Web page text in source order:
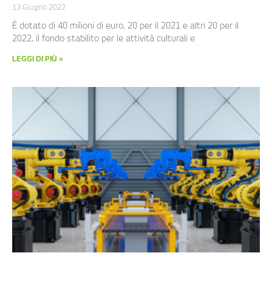
13 Giugno 2022
È dotato di 40 milioni di euro, 20 per il 2021 e altri 20 per il
2022, il fondo stabilito per le attività culturali e
LEGGI DI PIÙ »